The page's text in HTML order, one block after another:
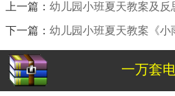
上一篇：幼儿园小班夏天教案及反
下一篇：幼儿园小班夏天教案《小
一万套